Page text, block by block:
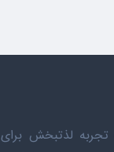
لذتبخش برای